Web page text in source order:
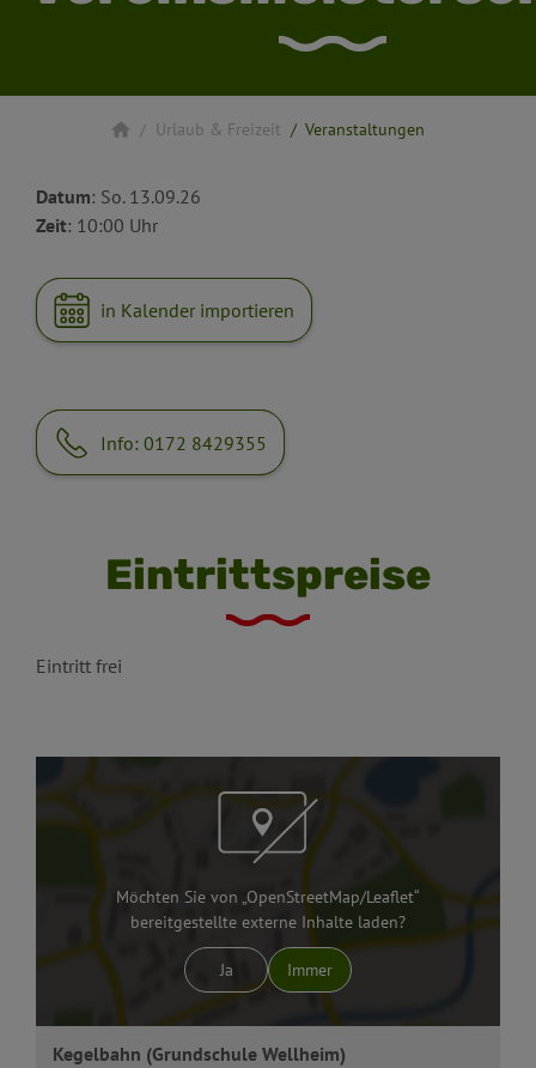
Veranstaltungen
Urlaub & Freizeit
Datum: So. 13.09.26
Zeit: 10:00 Uhr
in Kalender importieren
Info: 0172 8429355
Eintrittspreise
Eintritt frei
Möchten Sie von „OpenStreetMap/Leaflet“
bereitgestellte externe Inhalte laden?
Ja Immer
Kegelbahn (Grundschule Wellheim)